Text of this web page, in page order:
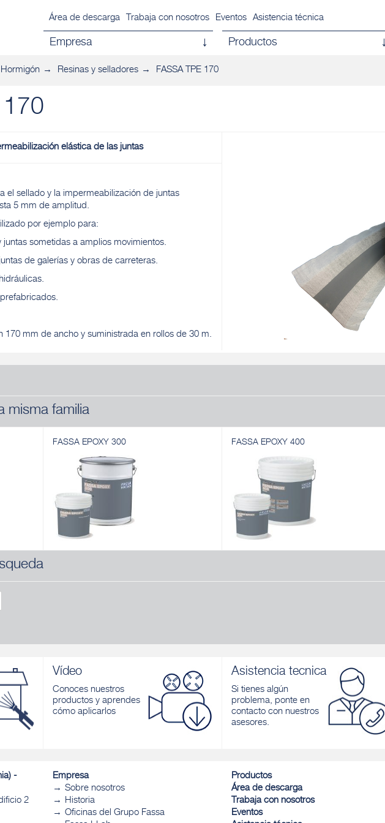
Área de descarga Trabaja con nosotros Eventos Asistencia técnica
Empresa Productos
Resinas y selladores FASSA TPE 170
170
elástica de las juntas
el sellado y la impermeabilización de juntas
5 mm de amplitud.
por ejemplo para:
sometidas a amplios movimientos.
de galerías y obras de carreteras.
170 mm de ancho y suministrada en rollos de 30 m.
misma familia
FASSA EPOXY 300
de unión de hormigón entre hormigon
FASSA EPOXY 400
superficies, el encolado estructural y para
Vídeo
Conoces nuestros
productos y aprendes
cómo aplicarlos
Asistencia tecnica
Si tienes algún
problema, ponte en
contacto con nuestros
asesores.
-
2
Empresa
Sobre nosotros
Historia
Oficinas del Grupo Fassa
Productos
Área de descarga
Trabaja con nosotros
Eventos